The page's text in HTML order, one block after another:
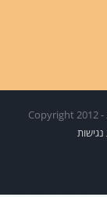
Copyright 2012